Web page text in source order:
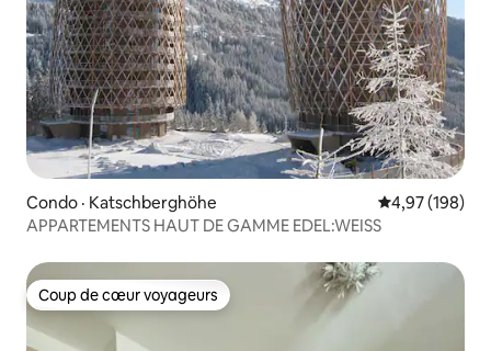
Condo · Katschberghöhe Note
4,97 (198)
APPARTEMENTS HAUT DE GAMME EDEL:WEISS
Coup de cœur voyageurs
Coup de cœur voyageurs